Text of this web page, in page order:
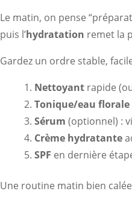
Le matin, on pense
puis l’hydratation remet la
Gardez un ordre stable,
Nettoyant rapide
Tonique/eau florale
Sérum (optionnel) :
Crème hydratante
SPF en dernière
Une routine matin bien